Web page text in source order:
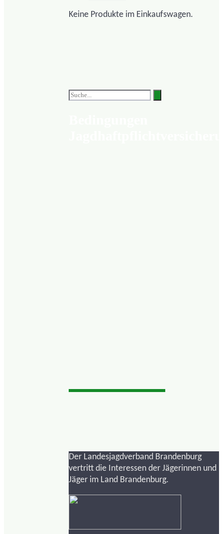
Keine Produkte im Einkaufswagen.
Der Landesjagdverband Brandenburg
vertritt die Interessen der Jägerinnen und
Jäger im Land Brandenburg.